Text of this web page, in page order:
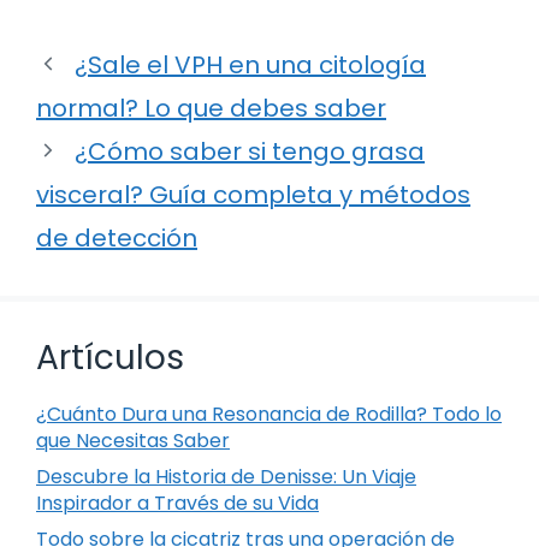
¿Sale el VPH en una citología
normal? Lo que debes saber
¿Cómo saber si tengo grasa
visceral? Guía completa y métodos
de detección
Artículos
¿Cuánto Dura una Resonancia de Rodilla? Todo lo
que Necesitas Saber
Descubre la Historia de Denisse: Un Viaje
Inspirador a Través de su Vida
Todo sobre la cicatriz tras una operación de